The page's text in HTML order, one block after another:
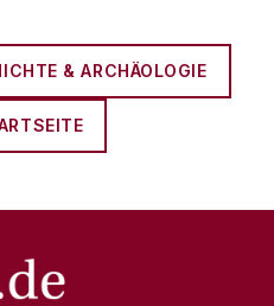
& ARCHÄOLOGIE